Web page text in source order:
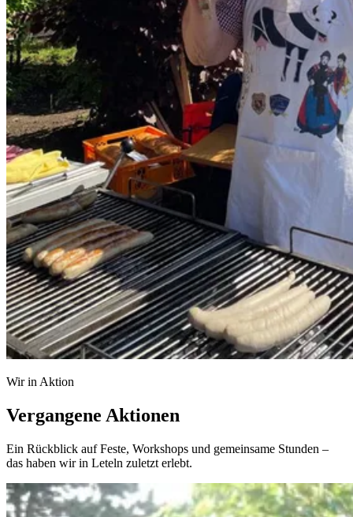
Wir in Aktion
Vergangene Aktionen
Ein Rückblick auf Feste, Workshops und gemeinsame Stunden –
das haben wir in Leteln zuletzt erlebt.